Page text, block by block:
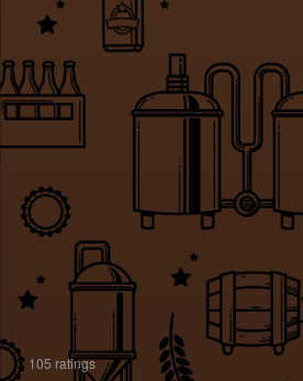
105 ratings